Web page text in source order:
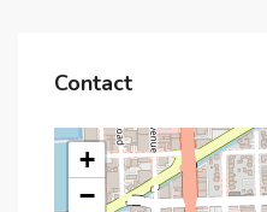
Contact
+
−